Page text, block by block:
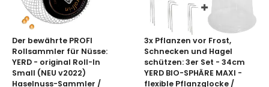
Der bewährte PROFI
Rollsammler für Nüsse:
YERD - original Roll-In
Small (NEU v2022)
Haselnuss-Sammler /
3x Pflanzen vor Frost,
Schnecken und Hagel
schützen: 3er Set - 34cm
YERD BIO-SPHÄRE MAXI -
flexible Pflanzglocke /